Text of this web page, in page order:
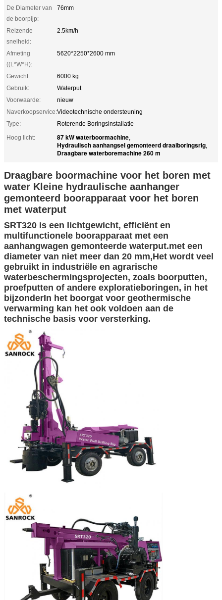
De Diameter van
de boorpijp:
76mm
Reizende
snelheid:
2.5km/h
Afmeting
((L*W*H):
5620*2250*2600 mm
Gewicht:
6000 kg
Gebruik:
Waterput
Voorwaarde:
nieuw
Naverkoopservice:Videotechnische ondersteuning
Type:
Roterende Boringsinstallatie
Hoog licht:
87 kW waterboormachine,
Hydraulisch aanhangsel gemonteerd draaiboringsrig,
Draagbare waterboremachine 260 m
Draagbare boormachine voor het boren met
water Kleine hydraulische aanhanger
gemonteerd boorapparaat voor het boren
met waterput
SRT320 is een lichtgewicht, efficiënt en
multifunctionele boorapparaat met een
aanhangwagen gemonteerde waterput.met een
diameter van niet meer dan 20 mm,Het wordt veel
gebruikt in industriële en agrarische
waterbeschermingsprojecten, zoals boorputten,
proefputten of andere exploratieboringen, in het
bijzonderIn het boorgat voor geothermische
verwarming kan het ook voldoen aan de
technische basis voor versterking.